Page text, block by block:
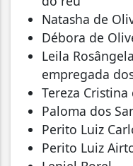
Natasha de
Débora de
Leila
empregada
Tereza
Paloma dos
Perito Luiz
Perito Luiz